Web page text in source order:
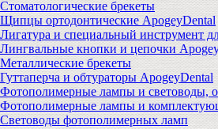
Стоматологические брекеты
Щипцы ортодонтические ApogeyDental
Лигатура и специальный инструмент
Лингвальные кнопки и цепочки
Металлические брекеты
Гуттаперча и обтураторы ApogeyDental
Фотополимерные лампы и световоды,
Фотополимерные лампы и
Световоды фотополимерных ламп